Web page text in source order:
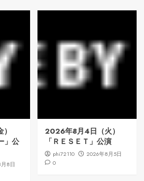
」公
8日
2026年8月4日（火）
「ＲＥＳＥＴ」公演
phi72110
2026年8月5日
0